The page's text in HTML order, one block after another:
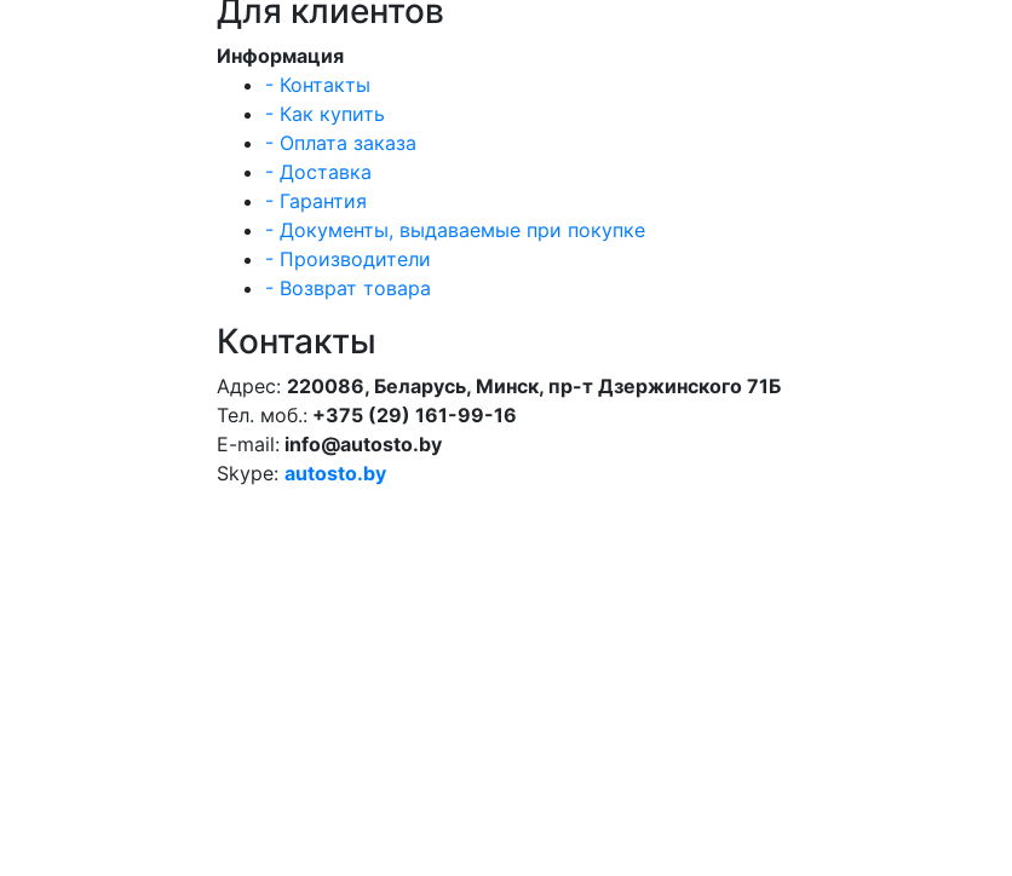
Для клиентов
Информация
- Контакты
- Как купить
- Оплата заказа
- Доставка
- Гарантия
- Документы, выдаваемые при покупке
- Производители
- Возврат товара
Контакты
Адрес: 220086, Беларусь, Минск, пр-т Дзержинского 71Б
Тел. моб.: +375 (29) 161-99-16
E-mail: info@autosto.by
Skype: autosto.by